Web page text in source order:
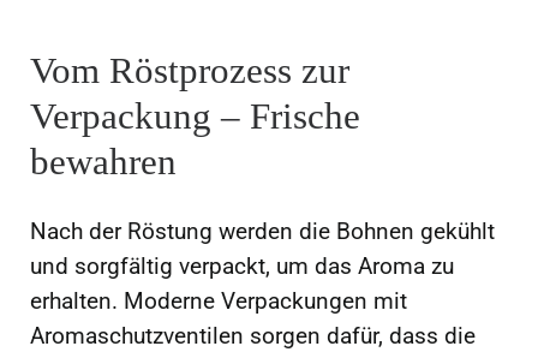
Vom Röstprozess zur
Verpackung – Frische
bewahren
Nach der Röstung werden die Bohnen gekühlt
und sorgfältig verpackt, um das Aroma zu
erhalten. Moderne Verpackungen mit
Aromaschutzventilen sorgen dafür, dass die